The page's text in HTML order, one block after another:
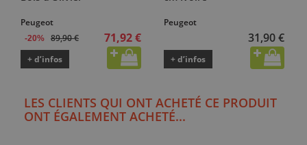
Peugeot
-20% 89,90 € 71,92 €
+ d’infos
Peugeot
31,90 €
+ d’infos
LES CLIENTS QUI ONT ACHETÉ CE PRODUIT
ONT ÉGALEMENT ACHETÉ...